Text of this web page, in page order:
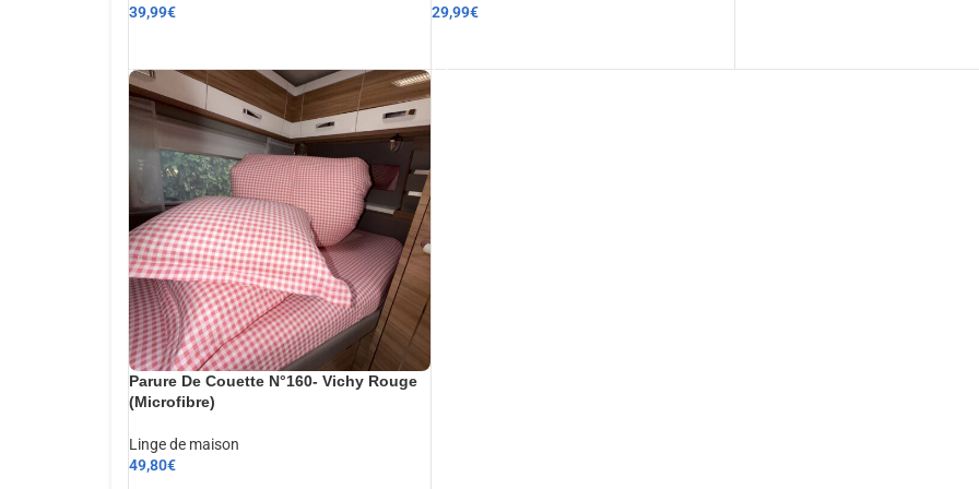
39,99€
29,99€
Parure De Couette N°160- Vichy Rouge
(Microfibre)
Linge de maison
49,80€